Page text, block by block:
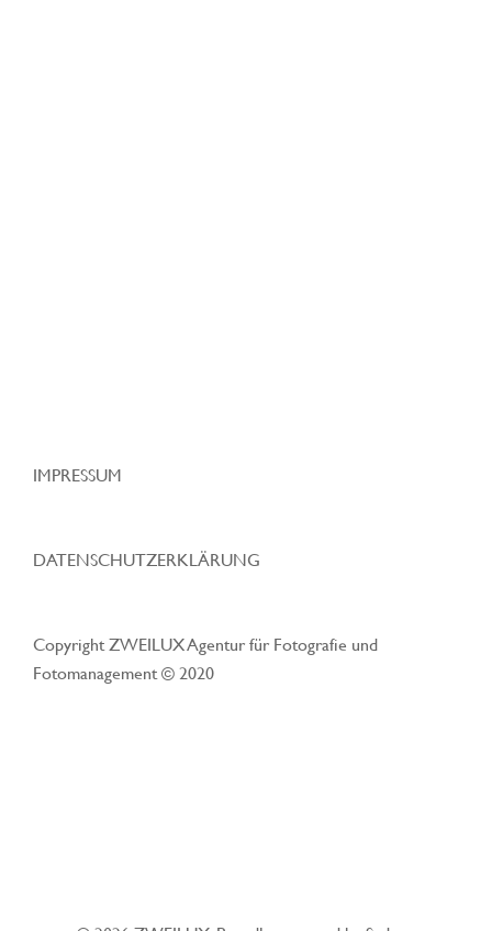
IMPRESSUM
DATENSCHUTZERKLÄRUNG
Copyright ZWEILUX Agentur für Fotografie und
Fotomanagement © 2020